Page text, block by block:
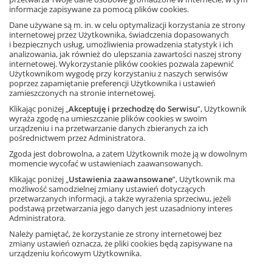
Systemy operacyjne, na których
można uruchomić
multipodręcznik
Windows macOS/iOS Android Linux
Multipodręcznik, dostęp na rok
Język polski,szkoła podstawowa
Multipodręcznik to cyfrowy odpowiednik podręcznika
drukowanego wzbogacony o dodatkowe zadania i materiały.
Z multipodręcznika można korzystać przez rok (365 dni) od
pierwszego uruchomienia:
przez internet (w przeglądarce internetowej, np. Google
Chrome, Firefox, Safari itp.),
bez internetu (w bezpłatnej aplikacji MULTIteka GWO
przeznaczonej tylko na urządzenia mobilne z systemem
Android oraz iOS).
Ta strona używa plików cookies.
Akceptuję
Dowiedz się więcej
informacje zapisywane za pomocą plików cookies.
Dane używane są m. in. w celu optymalizacji korzystania ze strony
internetowej przez Użytkownika, świadczenia dopasowanych
i bezpiecznych usług, umożliwienia prowadzenia statystyk i ich
analizowania, jak również do ulepszania zawartości naszej strony
internetowej. Wykorzystanie plików cookies pozwala zapewnić
Użytkownikom wygodę przy korzystaniu z naszych serwisów
poprzez zapamiętanie preferencji Użytkownika i ustawień
zamieszczonych na stronie internetowej.
Klikając poniżej „Akceptuję i przechodzę do Serwisu”, Użytkownik
wyraża zgodę na umieszczanie plików cookies w swoim
urządzeniu i na przetwarzanie danych zbieranych za ich
pośrednictwem przez Administratora.
Zgoda jest dobrowolna, a zatem Użytkownik może ją w dowolnym
momencie wycofać w ustawieniach zaawansowanych.
Klikając poniżej „Ustawienia zaawansowane”, Użytkownik ma
możliwość samodzielnej zmiany ustawień dotyczących
przetwarzanych informacji, a także wyrażenia sprzeciwu, jeżeli
podstawą przetwarzania jego danych jest uzasadniony interes
Administratora.
Należy pamiętać, że korzystanie ze strony internetowej bez
zmiany ustawień oznacza, że pliki cookies będą zapisywane na
urządzeniu końcowym Użytkownika.